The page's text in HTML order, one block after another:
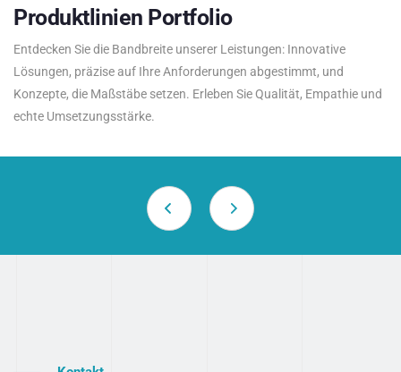
Produktlinien Portfolio
Entdecken Sie die Bandbreite unserer Leistungen: Innovative
Lösungen, präzise auf Ihre Anforderungen abgestimmt, und
Konzepte, die Maßstäbe setzen. Erleben Sie Qualität, Empathie und
echte Umsetzungsstärke.